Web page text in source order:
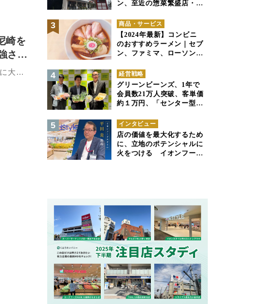
ド
を持
る企
、
、4、
崎を
さ」
大阪
市
に2
ン、至近の惣菜繁盛店・武
すみ分け
商品・サービス
【2024年最新】コンビニ
のおすすめラーメン｜セブ
ン、ファミマ、ローソンの
経営戦略
グリーンビーンズ、1年で
会員数21万人突破、客単価
約１万円、「センター型の
も成立できるか
インタビュー
店の価値を最大化するため
に、立地のポテンシャルに
火をつける イオンフード